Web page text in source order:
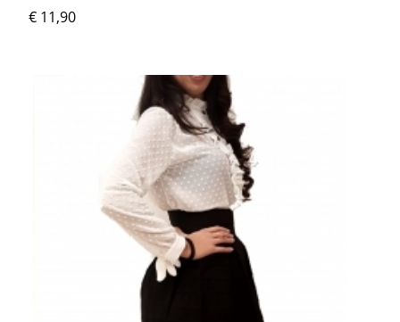
€ 11,90